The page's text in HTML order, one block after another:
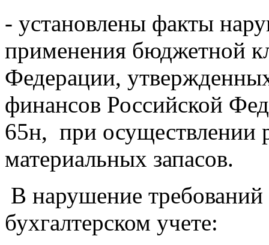
- установлены факты
применения бюджетной
Федерации,
финансов Российской
65н, при осуществлении
материальных запасов.
В нарушение требований
бухгалтерском учете: